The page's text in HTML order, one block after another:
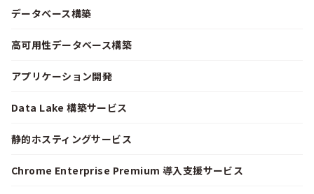
データベース構築
高可用性データベース構築
アプリケーション開発
Data Lake 構築サービス
静的ホスティングサービス
Chrome Enterprise Premium 導入支援サービス